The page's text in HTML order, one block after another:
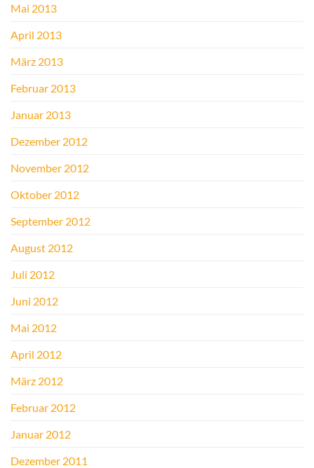
Mai 2013
April 2013
März 2013
Februar 2013
Januar 2013
Dezember 2012
November 2012
Oktober 2012
September 2012
August 2012
Juli 2012
Juni 2012
Mai 2012
April 2012
März 2012
Februar 2012
Januar 2012
Dezember 2011